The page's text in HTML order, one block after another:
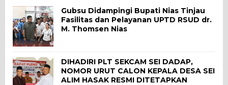
Gubsu Didampingi Bupati Nias Tinjau
Fasilitas dan Pelayanan UPTD RSUD dr.
M. Thomsen Nias
DIHADIRI PLT SEKCAM SEI DADAP,
NOMOR URUT CALON KEPALA DESA SEI
ALIM HASAK RESMI DITETAPKAN